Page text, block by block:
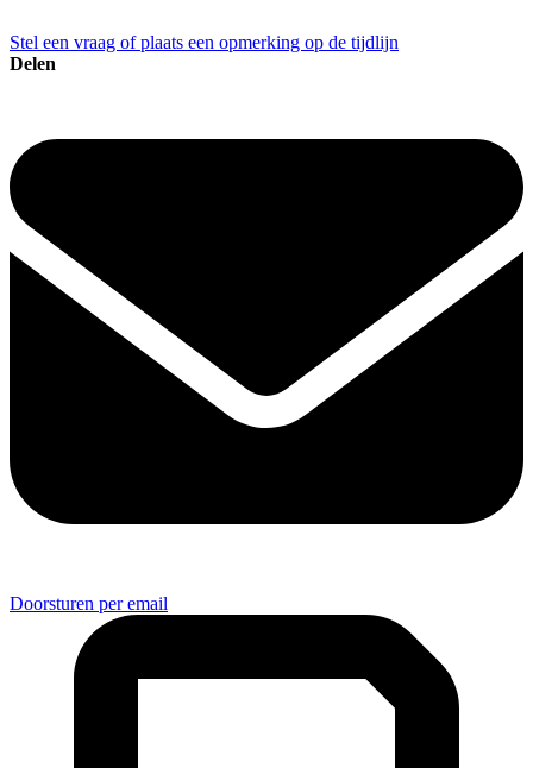
Stel een vraag of plaats een opmerking op de tijdlijn
Delen
Doorsturen per email